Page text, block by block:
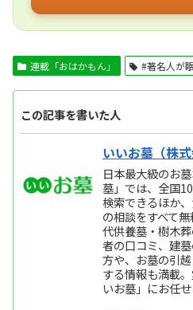
連載「おはかもん」 #著名人が
この記事を書いた人
いいお墓（株式
日本最大級のお
墓」では、全国
検索できるほか
の相談をすべて
代供養墓・樹木
者の口コミ、建
方や、お墓の引
する情報も満載
いお墓」にお任せ